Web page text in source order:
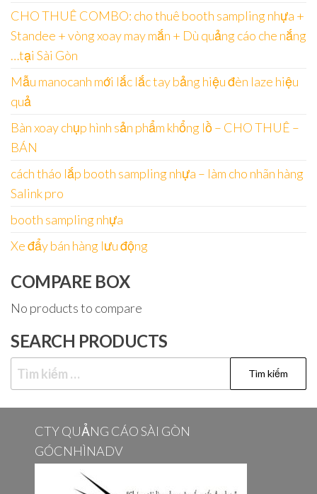
CHO THUÊ COMBO: cho thuê booth sampling nhựa +
Standee + vòng xoay may mắn + Dù quảng cáo che nắng
…tại Sài Gòn
Mẫu manocanh mới lắc lắc tay bảng hiệu đèn laze hiệu
quả
Bàn xoay chụp hình sản phẩm khổng lồ – CHO THUÊ –
BÁN
cách tháo lắp booth sampling nhựa – làm cho nhãn hàng
Salink pro
booth sampling nhựa
Xe đẩy bán hàng lưu động
COMPARE BOX
No products to compare
SEARCH PRODUCTS
Tìm
kiếm
cho:
CTY QUẢNG CÁO SÀI GÒN
GÓCNHÌNADV